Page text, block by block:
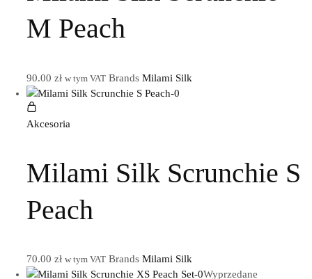
M Peach
90.00 zł w tym VATBrands Milami Silk
Akcesoria
Milami Silk Scrunchie S
Peach
70.00 zł w tym VATBrands Milami Silk
Wyprzedane